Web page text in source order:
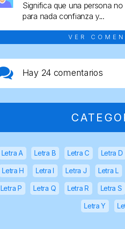
Significa que una persona
para nada confianza y...
VER
Hay 24 comentarios
Letra A Letra B Letra C Letra D
Letra H Letra I Letra J Letra L
Letra P Letra Q Letra R Letra S
Letra Y